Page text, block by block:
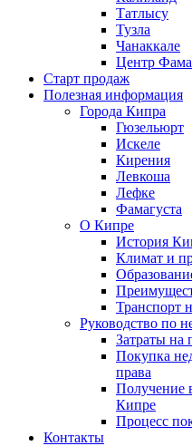
Татлысу
Тузла
Чанаккале
Центр
Старт продаж
Полезная информация
Города Кипра
Гюзельюрт
Искеле
Кирения
Левкоша
Лефке
Фамагуста
О Кипре
История
Климат и
Транспорт
Руководство по
Затраты на
Покупка
права
Получение
Кипре
Процесс
Контакты